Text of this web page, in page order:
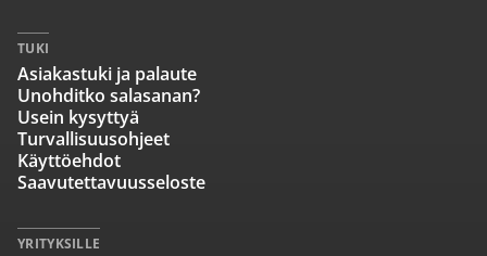
TUKI
Asiakastuki ja palaute
Unohditko salasanan?
Usein kysyttyä
Turvallisuusohjeet
Käyttöehdot
Saavutettavuusseloste
YRITYKSILLE